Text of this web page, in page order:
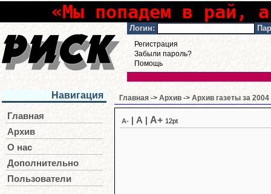
«Мы попадем в рай,
Логин:
Регистрация
Забыли пароль?
Помощь
Навигация
Главная
Архив
О нас
Дополнительно
Пользователи
Главная -> Архив -> Архив газеты за 2004
A- A A+ 12pt